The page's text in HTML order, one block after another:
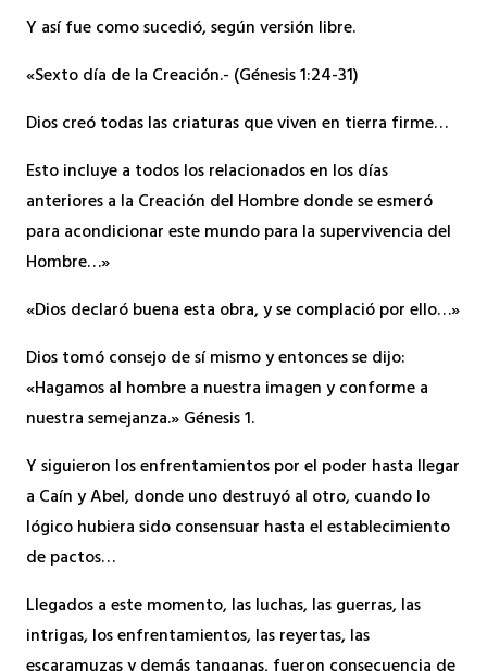
Y así fue como sucedió, según versión libre.
«Sexto día de la Creación.- (Génesis 1:24-31)
Dios creó todas las criaturas que viven en tierra firme…
Esto incluye a todos los relacionados en los días
anteriores a la Creación del Hombre donde se esmeró
para acondicionar este mundo para la supervivencia del
Hombre…»
«Dios declaró buena esta obra, y se complació por ello…»
Dios tomó consejo de sí mismo y entonces se dijo:
«Hagamos al hombre a nuestra imagen y conforme a
nuestra semejanza.» Génesis 1.
Y siguieron los enfrentamientos por el poder hasta llegar
a Caín y Abel, donde uno destruyó al otro, cuando lo
lógico hubiera sido consensuar hasta el establecimiento
de pactos…
Llegados a este momento, las luchas, las guerras, las
intrigas, los enfrentamientos, las reyertas, las